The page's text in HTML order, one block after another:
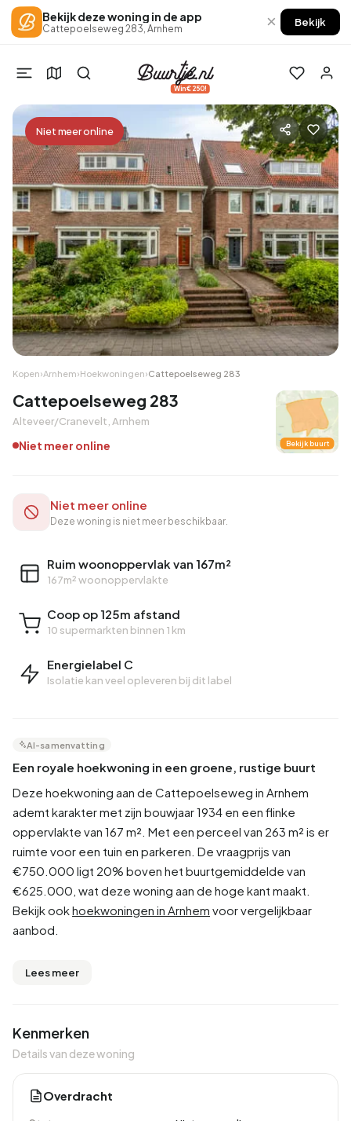
Bekijk deze woning in de app
Cattepoelseweg 283, Arnhem × Bekijk
Win €250!
Niet meer online
Kopen›Arnhem›Hoekwoningen›Cattepoelseweg 283
Cattepoelseweg 283
Alteveer/Cranevelt, Arnhem
Niet meer online Bekijk buurt
Ruim woonoppervlak van 167m²
167m² woonoppervlakte
Coop op 125m afstand
10 supermarkten binnen 1 km
Energielabel C
Isolatie kan veel opleveren bij dit label
AI-samenvatting
Een royale hoekwoning in een groene, rustige buurt
Deze hoekwoning aan de Cattepoelseweg in Arnhem
ademt karakter met zijn bouwjaar 1934 en een flinke
oppervlakte van 167 m². Met een perceel van 263 m² is er
ruimte voor een tuin en parkeren. De vraagprijs van
€750.000 ligt 20% boven het buurtgemiddelde van
€625.000, wat deze woning aan de hoge kant maakt.
Bekijk ookhoekwoningen in Arnhem voor vergelijkbaar
aanbod.
Lees meer
Kenmerken
Details van deze woning
Overdracht
Niet meer online
Deze woning is niet meer beschikbaar.